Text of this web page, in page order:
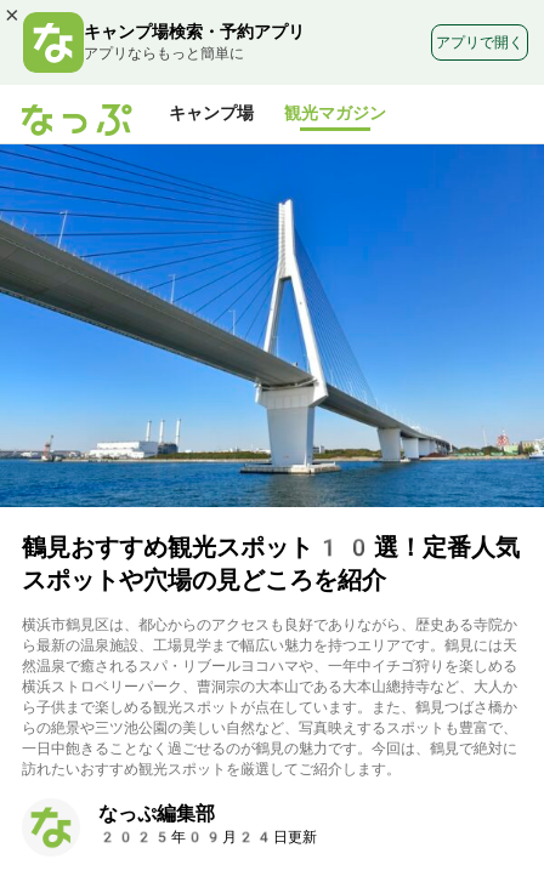
×
キャンプ場検索・予約アプリ
アプリならもっと簡単に
アプリで開く
キャンプ場 観光マガジン
鶴見おすすめ観光スポット10選！定番人気
スポットや穴場の見どころを紹介
横浜市鶴見区は、都心からのアクセスも良好でありながら、歴史ある寺院か
ら最新の温泉施設、工場見学まで幅広い魅力を持つエリアです。鶴見には天
然温泉で癒されるスパ・リブールヨコハマや、一年中イチゴ狩りを楽しめる
横浜ストロベリーパーク、曹洞宗の大本山である大本山總持寺など、大人か
ら子供まで楽しめる観光スポットが点在しています。また、鶴見つばさ橋か
らの絶景や三ツ池公園の美しい自然など、写真映えするスポットも豊富で、
一日中飽きることなく過ごせるのが鶴見の魅力です。今回は、鶴見で絶対に
訪れたいおすすめ観光スポットを厳選してご紹介します。
なっぷ編集部
2025年09月24日更新